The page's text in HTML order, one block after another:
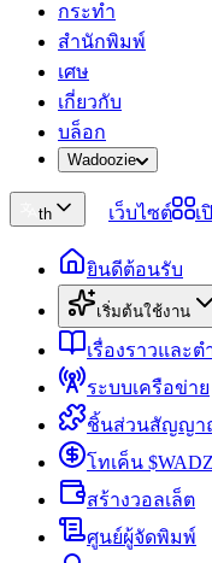
กระทำ
สำนักพิมพ์
เศษ
เกี่ยวกับ
บล็อก
Wadoozie
th เว็บไซต์ เ
ยินดีต้อนรับ
เริ่มต้นใช้งาน
เรื่องราวและ
ระบบเครือข่าย
ชิ้นส่วนสัญญ
โทเค็น $WADZ
สร้างวอลเล็ต
ศูนย์ผู้จัดพิมพ์